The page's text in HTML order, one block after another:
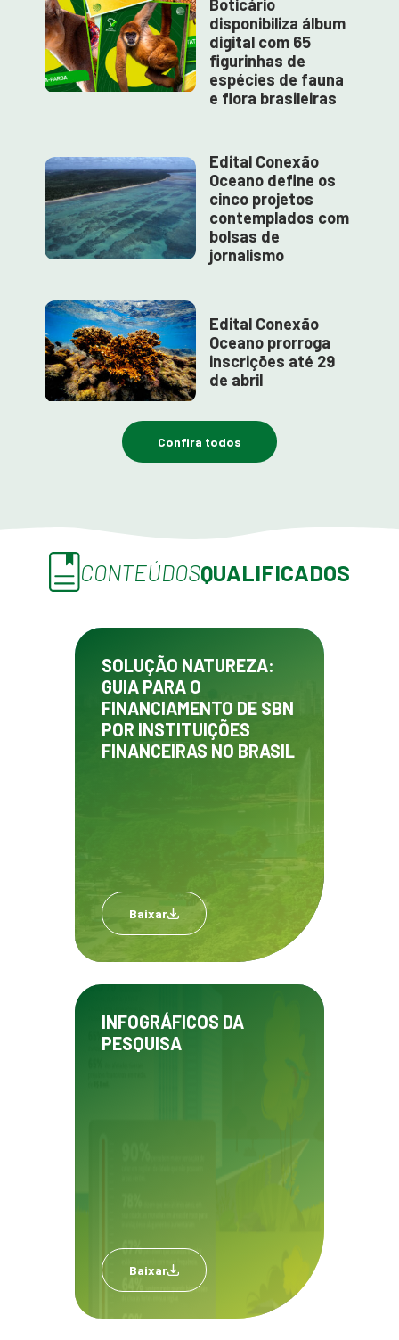
Boticário
disponibiliza álbum
digital com 65
figurinhas de
espécies de fauna
e flora brasileiras
Edital Conexão
Oceano define os
cinco projetos
contemplados com
bolsas de
jornalismo
Edital Conexão
Oceano prorroga
inscrições até 29
de abril
Confira todos
CONTEÚDOSQUALIFICADOS
SOLUÇÃO NATUREZA:
GUIA PARA O
FINANCIAMENTO DE SBN
POR INSTITUIÇÕES
FINANCEIRAS NO BRASIL
Baixar
INFOGRÁFICOS DA
PESQUISA
Baixar